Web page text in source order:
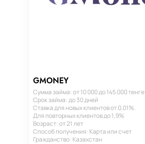
GMONEY
Сумма займа: от 10 000 до 145 000 тенге
Срок займа: до 30 дней
Ставка для новых клиентов от 0,01%.
Для повторных клиентов до 1,9%
Возраст: от 21 лет
Способ получения: Карта или счет
Гражданство: Казахстан